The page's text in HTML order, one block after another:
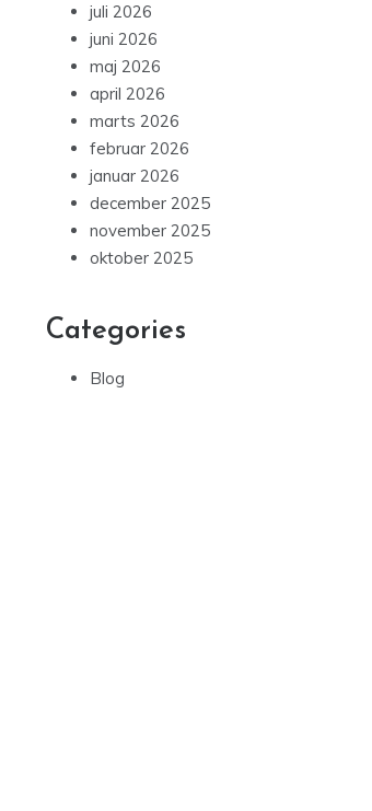
juli 2026
juni 2026
maj 2026
april 2026
marts 2026
februar 2026
januar 2026
december 2025
november 2025
oktober 2025
Categories
Blog